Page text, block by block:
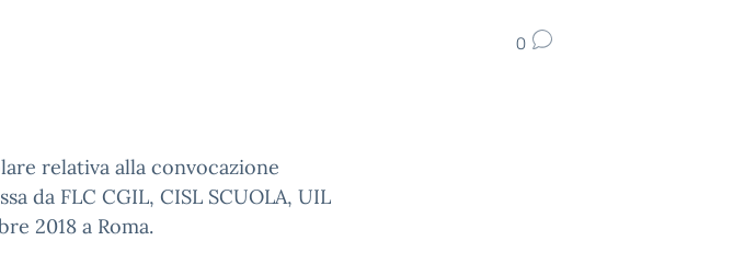
0
relativa alla convocazione
da FLC CGIL, CISL SCUOLA, UIL
2018 a Roma.